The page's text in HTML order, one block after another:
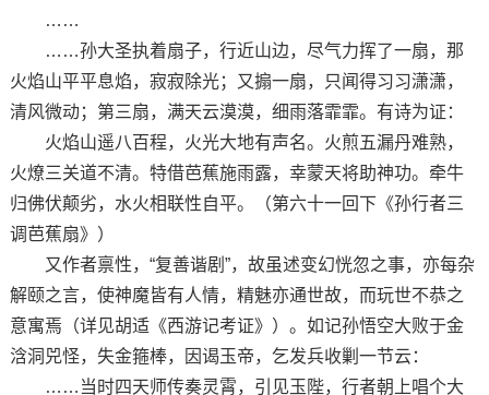
……
……孙大圣执着扇子，行近山边，尽气力挥了一扇，那
火焰山平平息焰，寂寂除光；又搧一扇，只闻得习习潇潇，
清风微动；第三扇，满天云漠漠，细雨落霏霏。有诗为证：
火焰山遥八百程，火光大地有声名。火煎五漏丹难熟，
火燎三关道不清。特借芭蕉施雨露，幸蒙天将助神功。牵牛
归佛伏颠劣，水火相联性自平。（第六十一回下《孙行者三
调芭蕉扇》）
又作者禀性，“复善谐剧”，故虽述变幻恍忽之事，亦每杂
解颐之言，使神魔皆有人情，精魅亦通世故，而玩世不恭之
意寓焉（详见胡适《西游记考证》）。如记孙悟空大败于金
浛洞兕怪，失金箍棒，因谒玉帝，乞发兵收剿一节云：
……当时四天师传奏灵霄，引见玉陛，行者朝上唱个大